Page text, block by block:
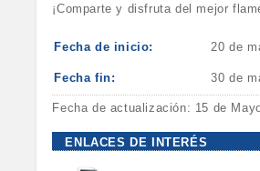
¡Comparte y disfruta del mejor
Fecha de inicio: 20 de
Fecha fin: 30 de
Fecha de actualización: 15 de
ENLACES DE INTERÉS